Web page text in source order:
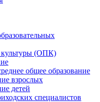
культуры (ОПК)
общее образование
взрослых
детей
специалистов